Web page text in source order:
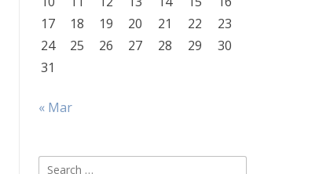
17
18 19 20 21 22
23
24
25 26 27 28 29
30
31
« Mar
Search